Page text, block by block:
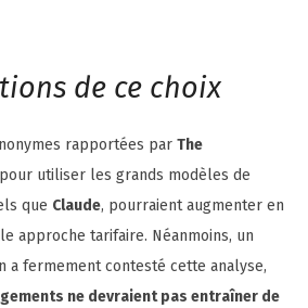
de ce choix
rapportées par The
utiliser les grands modèles de
que Claude, pourraient augmenter en
approche tarifaire. Néanmoins, un
a fermement contesté cette analyse,
ne devraient pas entraîner de